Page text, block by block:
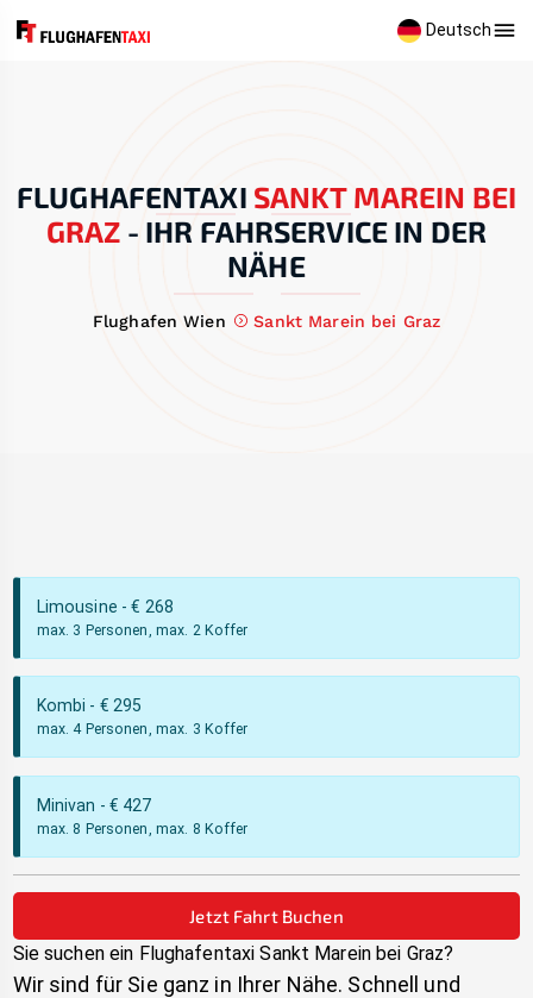
Deutsch
FLUGHAFENTAXI SANKT MAREIN BEI
GRAZ - IHR FAHRSERVICE IN DER
NÄHE
Flughafen Wien Sankt Marein bei Graz
Limousine - € 268
max. 3 Personen, max. 2 Koffer
Kombi - € 295
max. 4 Personen, max. 3 Koffer
Minivan - € 427
max. 8 Personen, max. 8 Koffer
Jetzt Fahrt Buchen
Sie suchen ein Flughafentaxi Sankt Marein bei Graz?
Wir sind für Sie ganz in Ihrer Nähe. Schnell und